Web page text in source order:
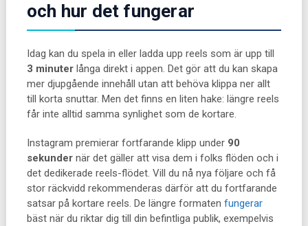
och hur det fungerar
Idag kan du spela in eller ladda upp reels som är upp till
3 minuterlånga direkt i appen. Det gör att du kan skapa
mer djupgående innehåll utan att behöva klippa ner allt
till korta snuttar. Men det finns en liten hake: längre reels
får inte alltid samma synlighet som de kortare.
Instagram premierar fortfarande klipp under 90
sekundernär det gäller att visa dem i folks flöden och i
det dedikerade reels-flödet. Vill du nå nya följare och få
stor räckvidd rekommenderas därför att du fortfarande
satsar på kortare reels. De längre formaten fungerar
bäst när du riktar dig till din befintliga publik, exempelvis